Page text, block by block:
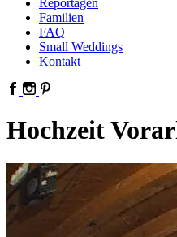
Reportagen
Familien
FAQ
Small Weddings
Kontakt
Hochzeit